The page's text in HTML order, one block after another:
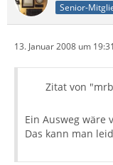
Senior-
13. Januar 2008 um 19:31
Zitat von
Ein Ausweg wäre
Das kann man